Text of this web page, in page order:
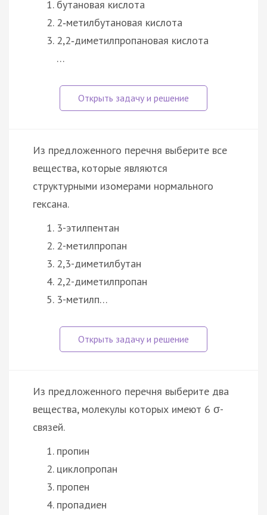
бутановая кислота
2‑метилбутановая кислота
2,2‑диметилпропановая кислота
…
Из предложенного перечня выберите все
вещества, которые являются
структурными изомерами нормального
гексана.
3-этилпентан
2-метилпропан
2,3-диметилбутан
2,2-диметилпропан
3-метилп…
Из предложенного перечня выберите два
вещества, молекулы которых имеют 6 σ-
связей.
пропин
циклопропан
пропен
пропадиен